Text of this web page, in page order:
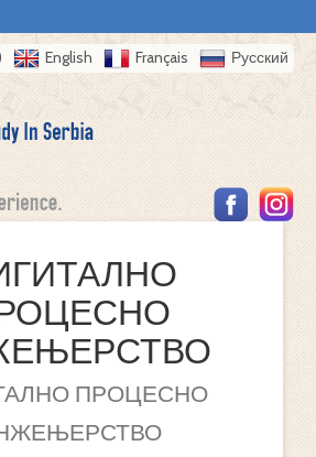
English Français Русский
ПРОЦЕСНО